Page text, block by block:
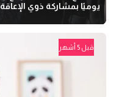
يوميًا بمشاركة ذوي الإعاقة
قبل 5 أشهر